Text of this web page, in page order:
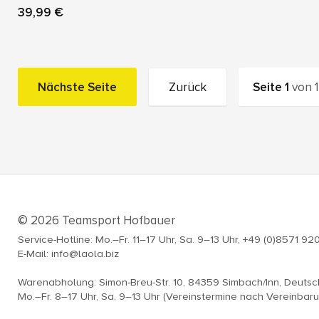
39,99 €
Nächste Seite Zurück Seite1 von1
© 2026 Teamsport Hofbauer
Service-Hotline: Mo.–Fr. 11–17 Uhr, Sa. 9–13 Uhr, +49 (0)8571
E-Mail: info@laola.biz
Warenabholung: Simon-Breu-Str. 10, 84359 Simbach/Inn,
Mo.–Fr. 8–17 Uhr, Sa. 9–13 Uhr (Vereinstermine nach